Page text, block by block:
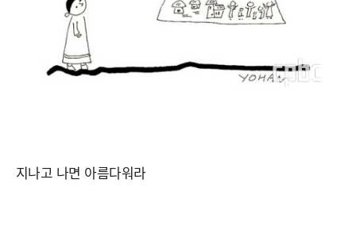
지나고 나면 아름다워라